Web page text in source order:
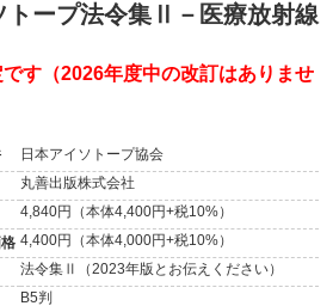
ープ法令集Ⅱ－医療放射線
す（2026年度中の改訂はありませ
日本アイソトープ協会
丸善出版株式会社
4,840円（本体4,400円+税10%）
4,400円（本体4,000円+税10%）
法令集Ⅱ（2023年版とお伝えください）
B5判